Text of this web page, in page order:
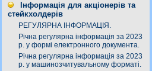
Інформація для акціонерів та
стейкхолдерів
РЕГУЛЯРНА ІНФОРМАЦІЯ.
Річна регулярна інформація за 2023
р. у формі електронного документа.
Річна регулярна інформація за 2023
р. у машинозчитувальному форматі.